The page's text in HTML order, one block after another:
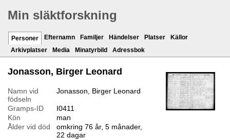
Min släktforskning
Personer Efternamn Familjer Händelser Platser
Källor
Arkivplatser
Media Minatyrbild Adressbok
Jonasson, Birger Leonard
Namn vid
födseln
Jonasson, Birger Leonard
Gramps-ID
I0411
Kön
man
Ålder vid död
omkring 76 år, 5 månader,
22 dagar